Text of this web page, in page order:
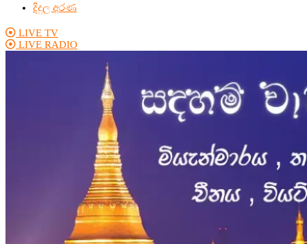
දිදුල අරණ
LIVE TV
LIVE RADIO